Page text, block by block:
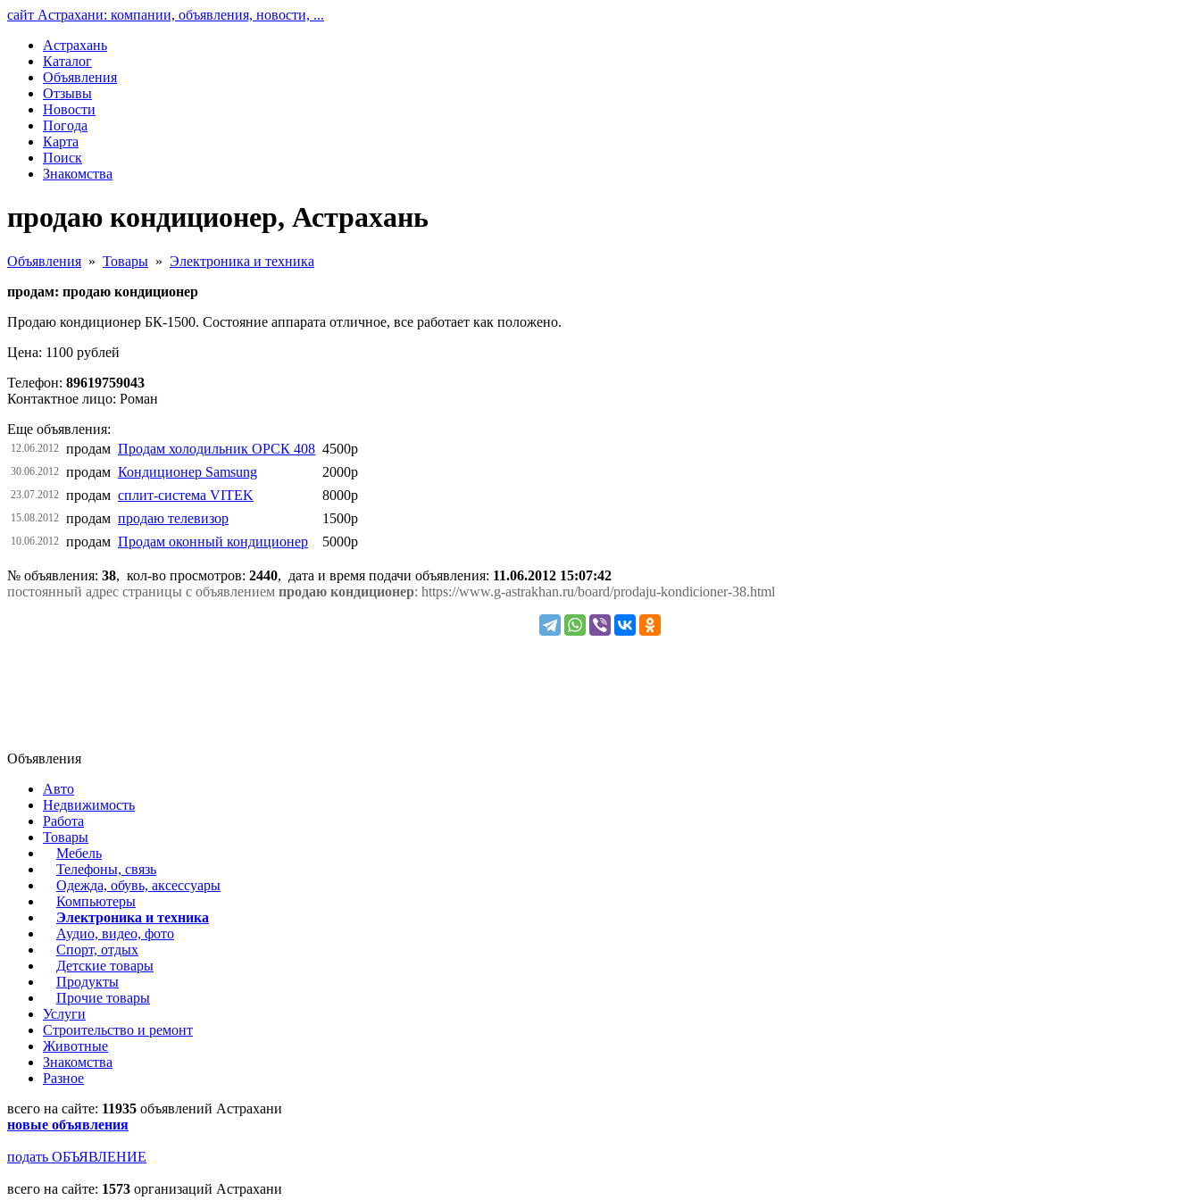
сайт Астрахани: компании, объявления, новости, ...
Астрахань
Каталог
Объявления
Отзывы
Новости
Погода
Карта
Поиск
Знакомства
продаю кондиционер, Астрахань
Объявления » Товары » Электроника и техника
продам: продаю кондиционер
Продаю кондиционер БК-1500. Состояние аппарата отличное, все работает как положено.
Цена: 1100 рублей
Телефон: 89619759043
Контактное лицо: Роман
Еще объявления:
12.06.2012 продам Продам холодильник ОРСК 408 4500р
30.06.2012 продам Кондиционер Samsung 2000р
23.07.2012 продам сплит-система VITEK 8000р
15.08.2012 продам продаю телевизор 1500р
10.06.2012 продам Продам оконный кондиционер 5000р
№ объявления: 38, кол-во просмотров: 2440, дата и время подачи объявления: 11.06.2012 15:07:42
постоянный адрес страницы с объявлением продаю кондиционер: https://www.g-astrakhan.ru/board/prodaju-kondicioner-38.html
Объявления
Авто
Недвижимость
Работа
Товары
Мебель
Телефоны, связь
Одежда, обувь, аксессуары
Компьютеры
Электроника и техника
Аудио, видео, фото
Спорт, отдых
Детские товары
Продукты
Прочие товары
Услуги
Строительство и ремонт
Животные
Знакомства
Разное
всего на сайте: 11935 объявлений Астрахани
новые объявления
подать ОБЪЯВЛЕНИЕ
всего на сайте: 1573 организаций Астрахани